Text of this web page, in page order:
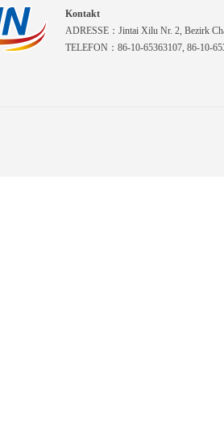
Kontakt
ADRESSE：Jintai Xilu Nr. 2, Bezirk
TELEFON：86-10-65363107, 86-10-